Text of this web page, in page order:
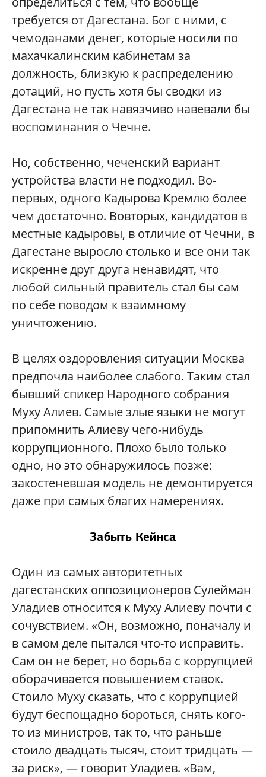
требуется от Дагестана. Бог с ними, с
чемоданами денег, которые носили по
махачкалинским кабинетам за
должность, близкую к распределению
дотаций, но пусть хотя бы сводки из
Дагестана не так навязчиво навевали бы
воспоминания о Чечне.
Но, собственно, чеченский вариант
устройства власти не подходил. Во-
первых, одного Кадырова Кремлю более
чем достаточно. Вовторых, кандидатов в
местные кадыровы, в отличие от Чечни, в
Дагестане выросло столько и все они так
искренне друг друга ненавидят, что
любой сильный правитель стал бы сам
по себе поводом к взаимному
уничтожению.
В целях оздоровления ситуации Москва
предпочла наиболее слабого. Таким стал
бывший спикер Народного собрания
Муху Алиев. Самые злые языки не могут
припомнить Алиеву чего-нибудь
коррупционного. Плохо было только
одно, но это обнаружилось позже:
закостеневшая модель не демонтируется
даже при самых благих намерениях.
Забыть Кейнса
Один из самых авторитетных
дагестанских оппозиционеров Сулейман
Уладиев относится к Муху Алиеву почти с
сочувствием. «Он, возможно, поначалу и
в самом деле пытался что-то исправить.
Сам он не берет, но борьба с коррупцией
оборачивается повышением ставок.
Стоило Муху сказать, что с коррупцией
будут беспощадно бороться, снять кого-
то из министров, так то, что раньше
стоило двадцать тысяч, стоит тридцать —
за риск», — говорит Уладиев. «Вам,